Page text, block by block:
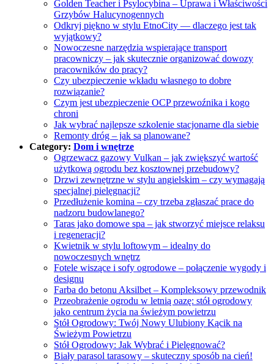
Golden Teacher i Psylocybina – Uprawa i Właściwości
Grzybów Halucynogennych
Odkryj piękno w stylu EtnoCity — dlaczego jest tak
wyjątkowy?
Nowoczesne narzędzia wspierające transport
pracowniczy – jak skutecznie organizować dowozy
pracowników do pracy?
Czy ubezpieczenie wkładu własnego to dobre
rozwiązanie?
Czym jest ubezpieczenie OCP przewoźnika i kogo
chroni
Jak wybrać najlepsze szkolenie stacjonarne dla siebie
Remonty dróg – jak są planowane?
Category: Dom i wnętrze
Ogrzewacz gazowy Vulkan – jak zwiększyć wartość
użytkową ogrodu bez kosztownej przebudowy?
Drzwi zewnętrzne w stylu angielskim – czy wymagają
specjalnej pielęgnacji?
Przedłużenie komina – czy trzeba zgłaszać prace do
nadzoru budowlanego?
Taras jako domowe spa – jak stworzyć miejsce relaksu
i regeneracji?
Kwietnik w stylu loftowym – idealny do
nowoczesnych wnętrz
Fotele wiszące i sofy ogrodowe – połączenie wygody i
designu
Farba do betonu Aksilbet – Kompleksowy przewodnik
Przeobrażenie ogrodu w letnią oazę: stół ogrodowy
jako centrum życia na świeżym powietrzu
Stół Ogrodowy: Twój Nowy Ulubiony Kącik na
Świeżym Powietrzu
Stół Ogrodowy: Jak Wybrać i Pielęgnować?
Biały parasol tarasowy – skuteczny sposób na cień!